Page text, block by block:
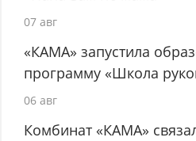
07 авг
«КАМА» запустила
программу «Школа
06 авг
Комбинат «КАМА»